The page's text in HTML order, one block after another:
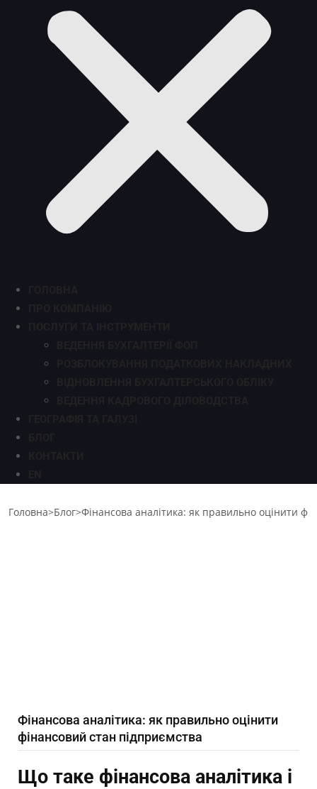
Головна>Блог>Фінансова аналітика: як правильно оцінити
Фінансова аналітика: як правильно оцінити
фінансовий стан підприємства
Що таке фінансова аналітика і